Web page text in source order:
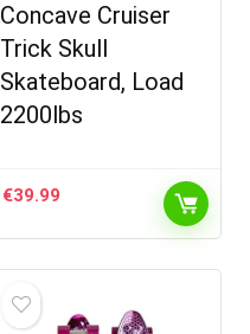
Concave Cruiser
Trick Skull
Skateboard, Load
2200lbs
€39.99